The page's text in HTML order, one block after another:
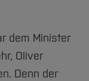
dem Minister
Oliver
Denn der